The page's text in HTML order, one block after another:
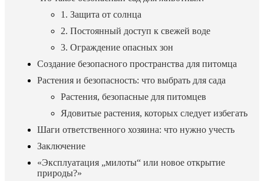
1. Защита от солнца
2. Постоянный доступ к свежей воде
3. Ограждение опасных зон
Создание безопасного пространства для питомца
Растения и безопасность: что выбрать для сада
Растения, безопасные для питомцев
Ядовитые растения, которых следует избегать
Шаги ответственного хозяина: что нужно учесть
Заключение
«Эксплуатация „милоты“ или новое открытие
природы?»